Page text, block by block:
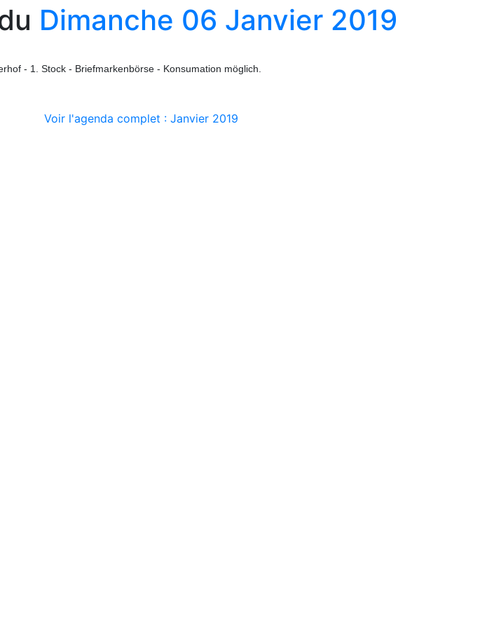
Dimanche 06 Janvier 2019
- 1. Stock - Briefmarkenbörse - Konsumation möglich.
Voir l'agenda complet : Janvier 2019